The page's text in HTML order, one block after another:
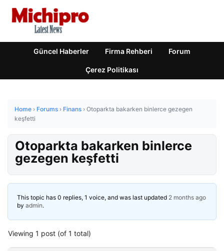
Güncel Haberler Firma Rehberi Forum
Çerez Politikası
Home › Forums › Finans › Otoparkta bakarken binlerce gezegen
keşfetti
Otoparkta bakarken binlerce
gezegen keşfetti
This topic has 0 replies, 1 voice, and was last updated 2 months ago
by admin.
Viewing 1 post (of 1 total)